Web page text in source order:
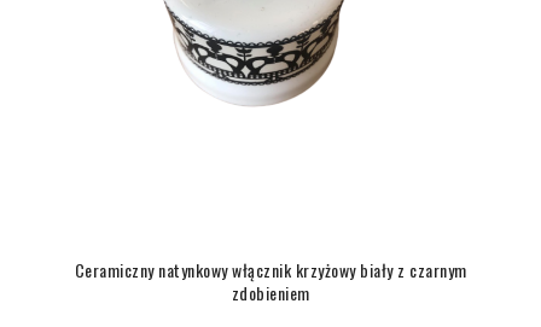
Ceramiczny natynkowy włącznik krzyżowy biały z czarnym
zdobieniem